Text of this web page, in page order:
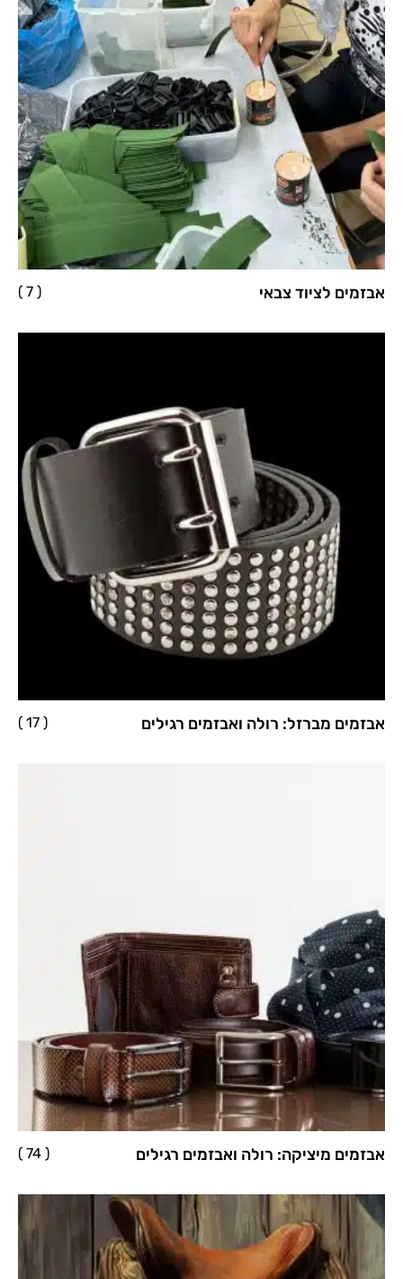
אבזמים לציוד צבאי ( 7 )
אבזמים מברזל: רולה ואבזמים רגילים ( 17 )
אבזמים מיציקה: רולה ואבזמים רגילים ( 74 )